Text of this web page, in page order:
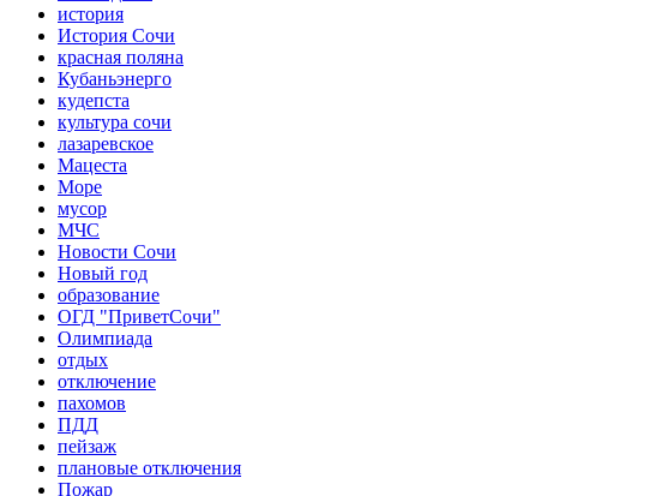
история
История Сочи
красная поляна
Кубаньэнерго
кудепста
культура сочи
лазаревское
Мацеста
Море
мусор
МЧС
Новости Сочи
Новый год
образование
ОГД "ПриветСочи"
Олимпиада
отдых
отключение
пахомов
ПДД
пейзаж
плановые отключения
Пожар